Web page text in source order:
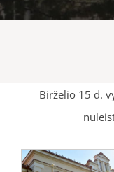
Birželio 15 d.